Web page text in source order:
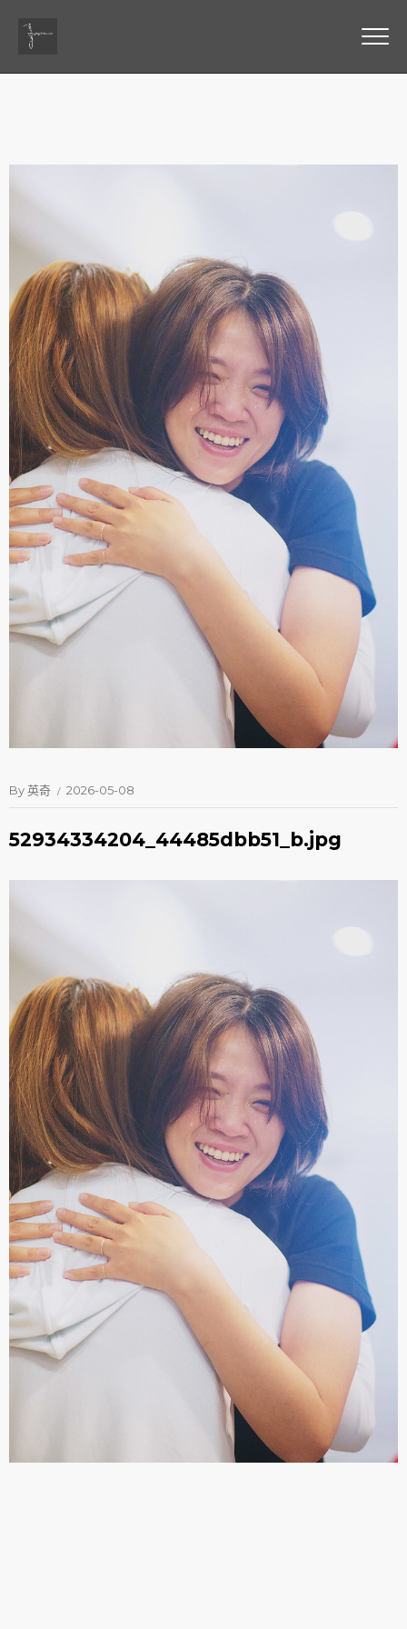
By英奇 2026-05-08
52934334204_44485dbb51_b.jpg